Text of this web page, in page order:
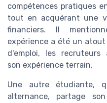
compétences pratiques
tout en acquérant une
financiers. Il
expérience a été un
d'emploi, les recruteurs
son expérience terrain.
Une autre étudiante,
alternance, partage